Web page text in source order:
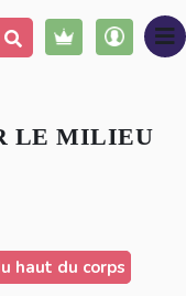
LE MILIEU
haut du corps